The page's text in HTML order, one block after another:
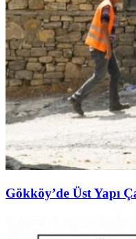
Gökköy’de Üst Yapı